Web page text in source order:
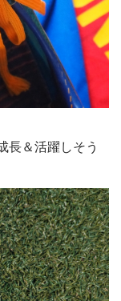
長＆活躍しそう